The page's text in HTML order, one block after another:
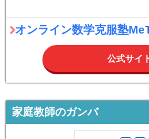
オンライン数学克服塾
公式サイ
家庭教師のガンバ